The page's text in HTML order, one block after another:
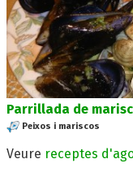
Parrillada de
Peixos i mariscos
Veure receptes